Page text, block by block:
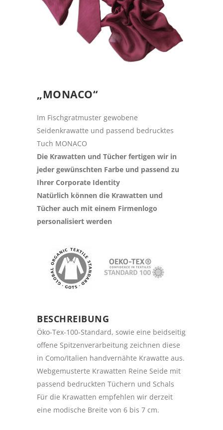
„MONACO“
Im Fischgratmuster gewobene
Seidenkrawatte und passend bedrucktes
Tuch MONACO
Die Krawatten und Tücher fertigen wir in
jeder gewünschten Farbe und passend zu
Ihrer Corporate Identity
Natürlich können die Krawatten und
Tücher auch mit einem Firmenlogo
personalisiert werden
BESCHREIBUNG
Öko-Tex-100-Standard, sowie eine beidseitig
offene Spitzenverarbeitung zeichnen diese
in Como/Italien handvernähte Krawatte aus.
Webgemusterte Krawatten Reine Seide mit
passend bedruckten Tüchern und Schals
Für die Krawatten empfehlen wir derzeit
eine modische Breite von 6 bis 7 cm.